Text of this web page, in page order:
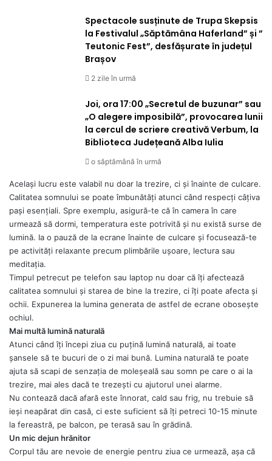
Spectacole susținute de Trupa Skepsis
la Festivalul „Săptămâna Haferland” și ”
Teutonic Fest”, desfășurate în județul
Brașov
2 zile în urmă
Joi, ora 17:00 „Secretul de buzunar” sau
„O alegere imposibilă”, provocarea lunii
la cercul de scriere creativă Verbum, la
Biblioteca Județeană Alba Iulia
o săptămână în urmă
Același lucru este valabil nu doar la trezire, ci și înainte de culcare.
Calitatea somnului se poate îmbunătăți atunci când respecți câțiva
pași esențiali. Spre exemplu, asigură-te că în camera în care
urmează să dormi, temperatura este potrivită și nu există surse de
lumină. Ia o pauză de la ecrane înainte de culcare și focusează-te
pe activități relaxante precum plimbările ușoare, lectura sau
meditația.
Timpul petrecut pe telefon sau laptop nu doar că îți afectează
calitatea somnului și starea de bine la trezire, ci îți poate afecta și
ochii. Expunerea la lumina generata de astfel de ecrane obosește
ochiul.
Mai multă lumină naturală
Atunci când îți începi ziua cu puțină lumină naturală, ai toate
șansele să te bucuri de o zi mai bună. Lumina naturală te poate
ajuta să scapi de senzația de moleșeală sau somn pe care o ai la
trezire, mai ales dacă te trezești cu ajutorul unei alarme.
Nu contează dacă afară este înnorat, cald sau frig, nu trebuie să
ieși neapărat din casă, ci este suficient să îți petreci 10-15 minute
la fereastră, pe balcon, pe terasă sau în grădină.
Un mic dejun hrănitor
Corpul tău are nevoie de energie pentru ziua ce urmează, așa că